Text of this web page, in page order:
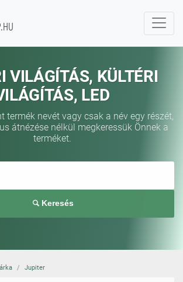
VILÁGÍTÁS, KÜLTÉRI
LED
termék nevét vagy csak a név egy részét,
átnézése nélkül megkeressük Önnek a
terméket.
Keresés
Jupiter